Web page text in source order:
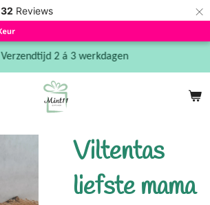
32 Reviews ×
Verzendtijd 2 á 3 werkdagen
Viltentas
liefste mama